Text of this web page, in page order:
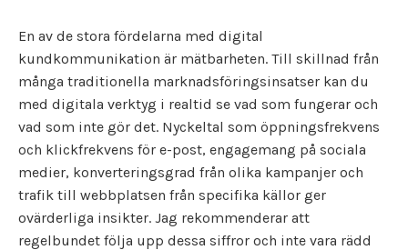
En av de stora fördelarna med digital
kundkommunikation är mätbarheten. Till skillnad från
många traditionella marknadsföringsinsatser kan du
med digitala verktyg i realtid se vad som fungerar och
vad som inte gör det. Nyckeltal som öppningsfrekvens
och klickfrekvens för e-post, engagemang på sociala
medier, konverteringsgrad från olika kampanjer och
trafik till webbplatsen från specifika källor ger
ovärderliga insikter. Jag rekommenderar att
regelbundet följa upp dessa siffror och inte vara rädd